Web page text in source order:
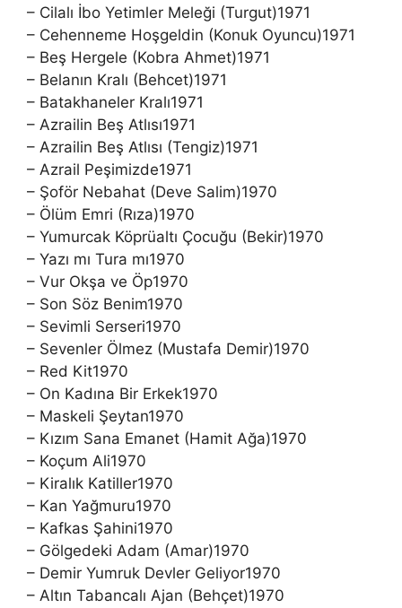
– Cilalı İbo Yetimler Meleği (Turgut)1971
– Cehenneme Hoşgeldin (Konuk Oyuncu)1971
– Beş Hergele (Kobra Ahmet)1971
– Belanın Kralı (Behcet)1971
– Batakhaneler Kralı1971
– Azrailin Beş Atlısı1971
– Azrailin Beş Atlısı (Tengiz)1971
– Azrail Peşimizde1971
– Şoför Nebahat (Deve Salim)1970
– Ölüm Emri (Rıza)1970
– Yumurcak Köprüaltı Çocuğu (Bekir)1970
– Yazı mı Tura mı1970
– Vur Okşa ve Öp1970
– Son Söz Benim1970
– Sevimli Serseri1970
– Sevenler Ölmez (Mustafa Demir)1970
– Red Kit1970
– On Kadına Bir Erkek1970
– Maskeli Şeytan1970
– Kızım Sana Emanet (Hamit Ağa)1970
– Koçum Ali1970
– Kiralık Katiller1970
– Kan Yağmuru1970
– Kafkas Şahini1970
– Gölgedeki Adam (Amar)1970
– Demir Yumruk Devler Geliyor1970
– Altın Tabancalı Ajan (Behçet)1970